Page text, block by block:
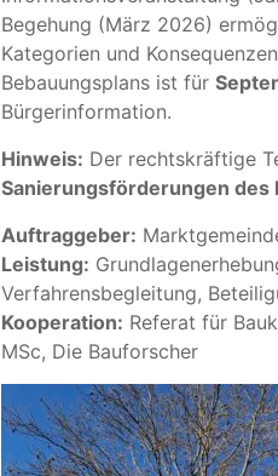
Begehung (März 2026)
Kategorien und
Bebauungsplans ist für
Bürgerinformation.
Hinweis: Der rechtskräftige
Sanierungsförderungen des
Auftraggeber:
Leistung:
Verfahrensbegleitung,
Kooperation: Referat für
MSc, Die Bauforscher